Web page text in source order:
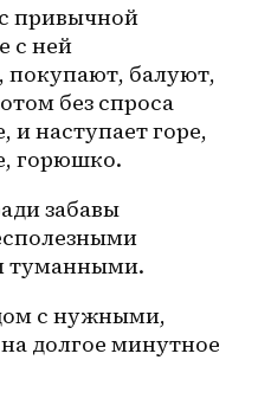
привычной
с ней
балуют,
без спроса
и наступает горе,
горюшко.
забавы
туманными.
с нужными,
на долгое минутное